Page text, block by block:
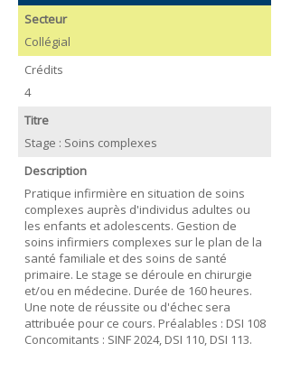
Secteur
Collégial
Crédits
4
Titre
Stage : Soins complexes
Description
Pratique infirmière en situation de soins
complexes auprès d'individus adultes ou
les enfants et adolescents. Gestion de
soins infirmiers complexes sur le plan de la
santé familiale et des soins de santé
primaire. Le stage se déroule en chirurgie
et/ou en médecine. Durée de 160 heures.
Une note de réussite ou d'échec sera
attribuée pour ce cours. Préalables : DSI 108
Concomitants : SINF 2024, DSI 110, DSI 113.